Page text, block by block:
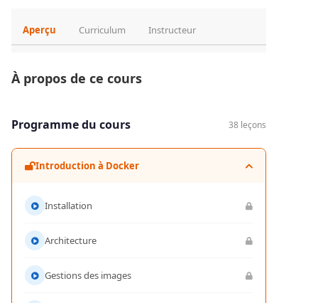
Aperçu Curriculum Instructeur
À propos de ce cours
Programme du cours 38 leçons
Introduction à Docker
Installation
Architecture
Gestions des images